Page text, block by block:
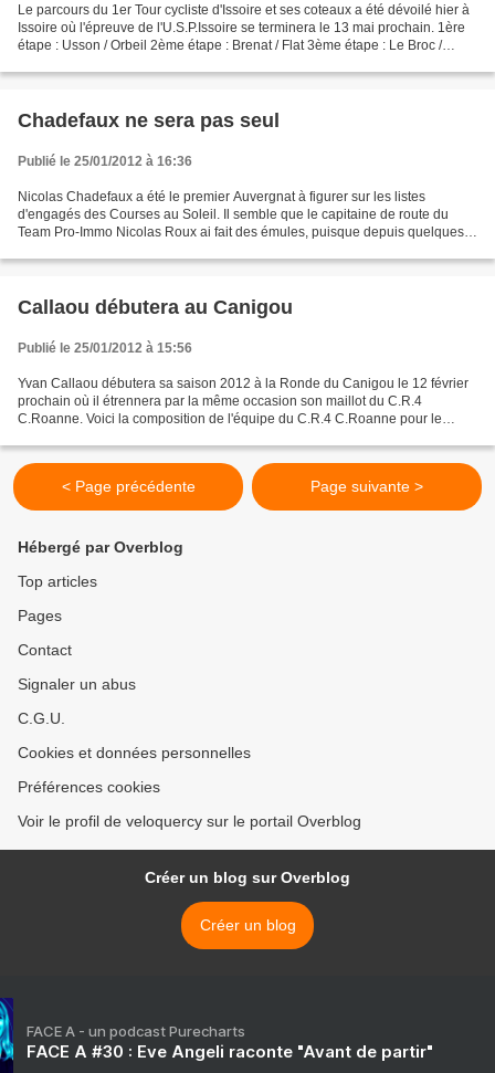
Le parcours du 1er Tour cycliste d'Issoire et ses coteaux a été dévoilé hier à
Issoire où l'épreuve de l'U.S.P.Issoire se terminera le 13 mai prochain. 1ère
étape : Usson / Orbeil 2ème étape : Brenat / Flat 3ème étape : Le Broc /
Chadefaux ne sera pas seul
Publié le 25/01/2012 à 16:36
Nicolas Chadefaux a été le premier Auvergnat à figurer sur les listes
d'engagés des Courses au Soleil. Il semble que le capitaine de route du
Team Pro-Immo Nicolas Roux ai fait des émules, puisque depuis quelques
Callaou débutera au Canigou
Publié le 25/01/2012 à 15:56
Yvan Callaou débutera sa saison 2012 à la Ronde du Canigou le 12 février
prochain où il étrennera par la même occasion son maillot du C.R.4
C.Roanne. Voici la composition de l'équipe du C.R.4 C.Roanne pour le
< Page précédente Page suivante >
Hébergé par Overblog
Top articles
Pages
Contact
Signaler un abus
C.G.U.
Cookies et données personnelles
Préférences cookies
Voir le profil de veloquercy sur le portail Overblog
Créer un blog sur Overblog
Créer un blog
FACE A - un podcast Purecharts
FACE A #30 : Eve Angeli raconte "Avant de partir"